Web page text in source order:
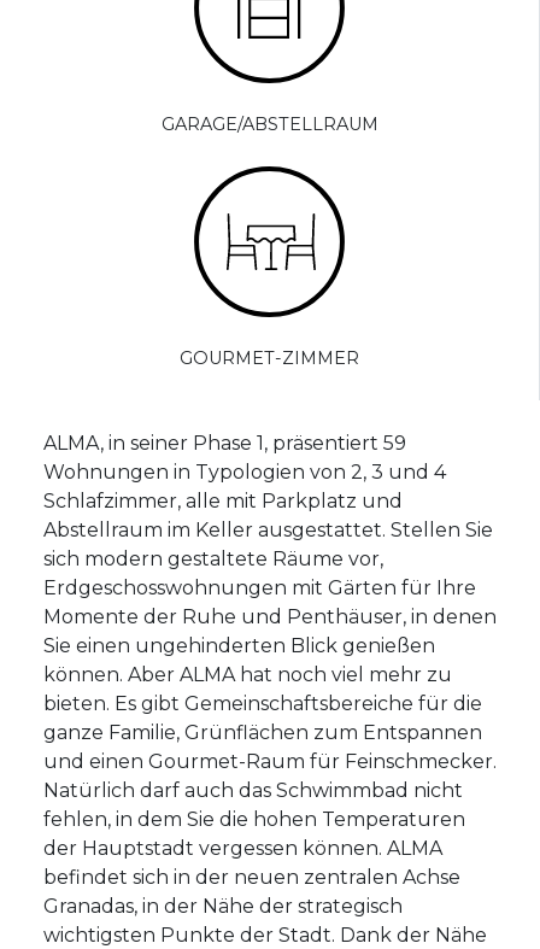
GARAGE/ABSTELLRAUM
GOURMET-ZIMMER
ALMA, in seiner Phase 1, präsentiert 59
Wohnungen in Typologien von 2, 3 und 4
Schlafzimmer, alle mit Parkplatz und
Abstellraum im Keller ausgestattet. Stellen Sie
sich modern gestaltete Räume vor,
Erdgeschosswohnungen mit Gärten für Ihre
Momente der Ruhe und Penthäuser, in denen
Sie einen ungehinderten Blick genießen
können. Aber ALMA hat noch viel mehr zu
bieten. Es gibt Gemeinschaftsbereiche für die
ganze Familie, Grünflächen zum Entspannen
und einen Gourmet-Raum für Feinschmecker.
Natürlich darf auch das Schwimmbad nicht
fehlen, in dem Sie die hohen Temperaturen
der Hauptstadt vergessen können. ALMA
befindet sich in der neuen zentralen Achse
Granadas, in der Nähe der strategisch
wichtigsten Punkte der Stadt. Dank der Nähe